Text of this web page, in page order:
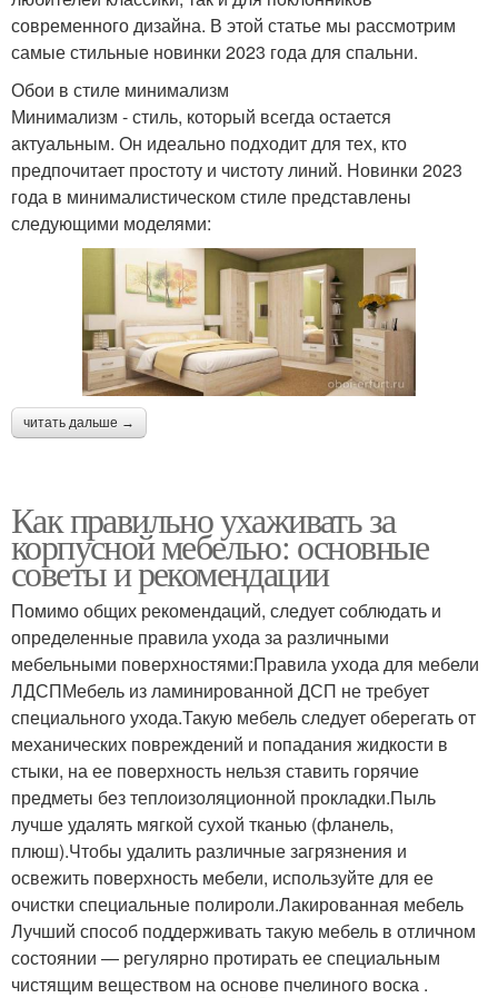
современного дизайна. В этой статье мы рассмотрим
самые стильные новинки 2023 года для спальни.
Обои в стиле минимализм
Минимализм - стиль, который всегда остается
актуальным. Он идеально подходит для тех, кто
предпочитает простоту и чистоту линий. Новинки 2023
года в минималистическом стиле представлены
следующими моделями:
читать дальше →
Как правильно ухаживать за
корпусной мебелью: основные
советы и рекомендации
Помимо общих рекомендаций, следует соблюдать и
определенные правила ухода за различными
мебельными поверхностями:Правила ухода для мебели
ЛДСПМебель из ламинированной ДСП не требует
специального ухода.Такую мебель следует оберегать от
механических повреждений и попадания жидкости в
стыки, на ее поверхность нельзя ставить горячие
предметы без теплоизоляционной прокладки.Пыль
лучше удалять мягкой сухой тканью (фланель,
плюш).Чтобы удалить различные загрязнения и
освежить поверхность мебели, используйте для ее
очистки специальные полироли.Лакированная мебель
Лучший способ поддерживать такую мебель в отличном
состоянии — регулярно протирать ее специальным
чистящим веществом на основе пчелиного воска .